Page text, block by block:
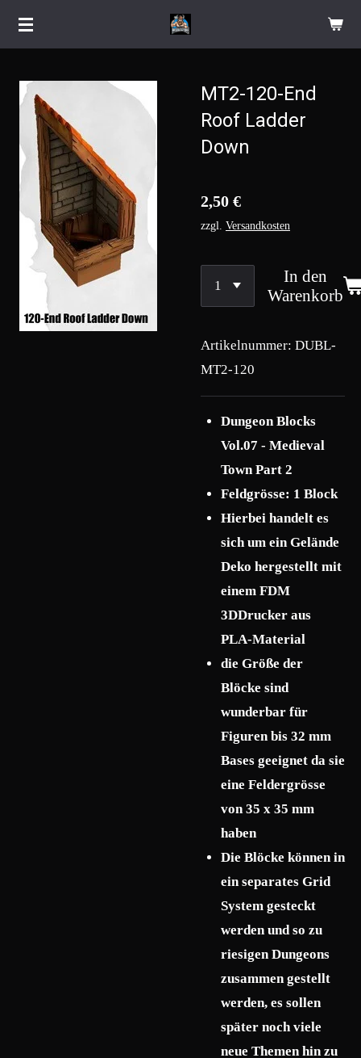
Zum
MT2-120-End
Roof Ladder
Down
2,50 €
zzgl. Versandkosten
In den
Warenkorb
Artikelnummer: DUBL-
MT2-120
Dungeon Blocks
Vol.07 - Medieval
Town Part 2
Feldgrösse: 1 Block
Hierbei handelt es
sich um ein Gelände
Deko hergestellt mit
einem FDM
3DDrucker aus
PLA-Material
die Größe der
Blöcke sind
wunderbar für
Figuren bis 32 mm
Bases geeignet da sie
eine Feldergrösse
von 35 x 35 mm
haben
Die Blöcke können in
ein separates Grid
System gesteckt
werden und so zu
riesigen Dungeons
zusammen gestellt
werden, es sollen
später noch viele
neue Themen hin zu